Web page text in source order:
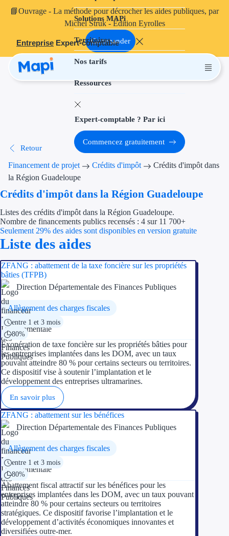
📘Ouvrage - La méthode pour décrocher les aides publiques, par
Michel Struk - Édition Eyrolles
Commander
Entreprise Expert-comptable
Solutions MAPi
Territoires
Nos tarifs
Ressources
Projets finançables
Aides à
Aides
Thématiques
Financement
Transition
Aides RSE
Étapes de vie
Type de financements
Expert-comptable ? Par ici
Commencez gratuitement
Retour
Financement de projet Crédits d'impôt
Crédits d'impôt dans
la Région Guadeloupe
Crédits d'impôt dans la Région Guadeloupe
Listes des crédits d'impôt dans la Région Guadeloupe.
Nombre de financements publics recensés : 4 sur 11 700+
Seulement 29% des aides sont disponibles en version gratuite
Liste des aides
ZFANG : abattement de la taxe foncière sur les propriétés
bâties (TFPB)
Direction Départementale des Finances Publiques
Allègement des charges fiscales
entre 1 et 3 mois
80%
Exonération de taxe foncière sur les propriétés bâties pour
les entreprises implantées dans les DOM, avec un taux
pouvant atteindre 80 % pour certains secteurs ou territoires.
Ce dispositif vise à soutenir l’implantation et le
développement des entreprises ultramarines.
En savoir plus
ZFANG : abattement sur les bénéfices
Direction Départementale des Finances Publiques
Allègement des charges fiscales
entre 1 et 3 mois
80%
Abattement fiscal attractif sur les bénéfices pour les
entreprises implantées dans les DOM, avec un taux pouvant
atteindre 80 % pour certains secteurs ou territoires
stratégiques. Ce dispositif favorise l’implantation et le
développement d’activités économiques innovantes et
diversifiées outre-mer.